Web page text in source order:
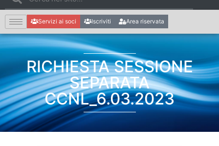
Servizi ai soci Iscriviti Area riservata
RICHIESTA SESSIONE
SEPARATA
CCNL_6.03.2023